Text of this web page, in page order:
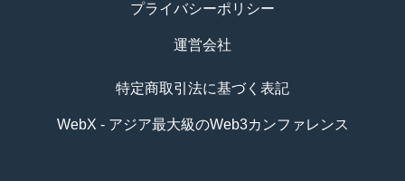
プライバシーポリシー
運営会社
特定商取引法に基づく表記
WebX - アジア最大級のWeb3カンファレンス